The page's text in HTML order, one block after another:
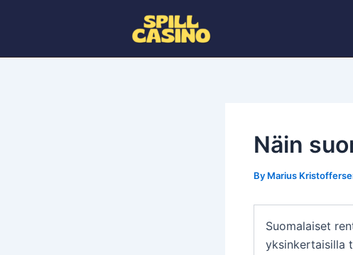
Näin
By Marius
Suomalaiset
yksinkertaisilla